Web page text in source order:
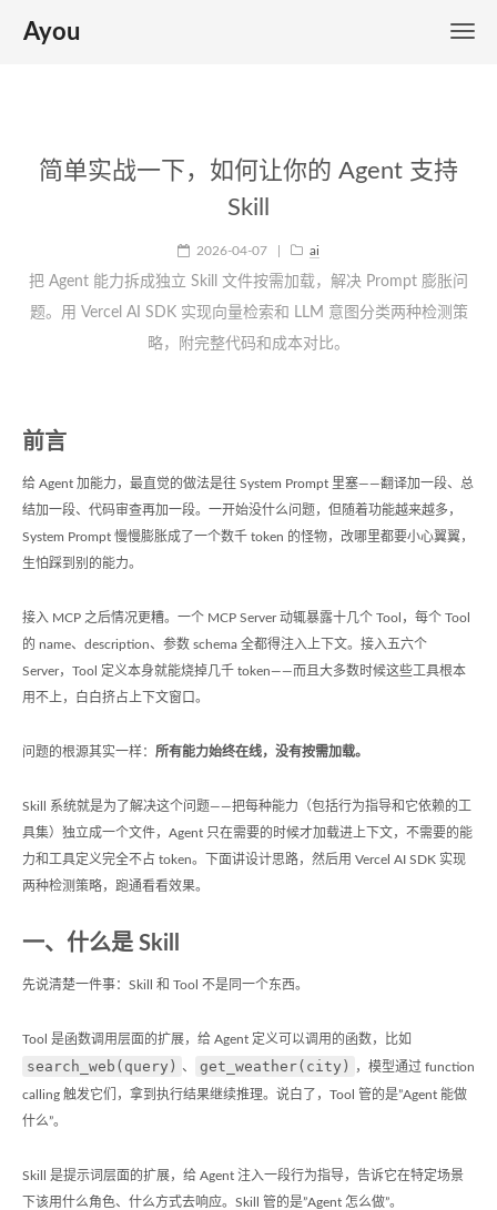
Ayou
简单实战一下，如何让你的 Agent 支持
Skill
2026-04-07 ai
把 Agent 能力拆成独立 Skill 文件按需加载，解决 Prompt 膨胀问
题。用 Vercel AI SDK 实现向量检索和 LLM 意图分类两种检测策
略，附完整代码和成本对比。
前言
给 Agent 加能力，最直觉的做法是往 System Prompt 里塞——翻译加一段、总
结加一段、代码审查再加一段。一开始没什么问题，但随着功能越来越多，
System Prompt 慢慢膨胀成了一个数千 token 的怪物，改哪里都要小心翼翼，
生怕踩到别的能力。
接入 MCP 之后情况更糟。一个 MCP Server 动辄暴露十几个 Tool，每个 Tool
的 name、description、参数 schema 全都得注入上下文。接入五六个
Server，Tool 定义本身就能烧掉几千 token——而且大多数时候这些工具根本
用不上，白白挤占上下文窗口。
问题的根源其实一样： 所有能力始终在线，没有按需加载。
Skill 系统就是为了解决这个问题——把每种能力（包括行为指导和它依赖的工
具集）独立成一个文件，Agent 只在需要的时候才加载进上下文，不需要的能
力和工具定义完全不占 token。下面讲设计思路，然后用 Vercel AI SDK 实现
两种检测策略，跑通看看效果。
一、什么是 Skill
先说清楚一件事：Skill 和 Tool 不是同一个东西。
Tool 是函数调用层面的扩展，给 Agent 定义可以调用的函数，比如
search_web(query) 、 get_weather(city) ，模型通过 function
calling 触发它们，拿到执行结果继续推理。说白了，Tool 管的是”Agent 能做
什么”。
Skill 是提示词层面的扩展，给 Agent 注入一段行为指导，告诉它在特定场景
下该用什么角色、什么方式去响应。Skill 管的是”Agent 怎么做”。